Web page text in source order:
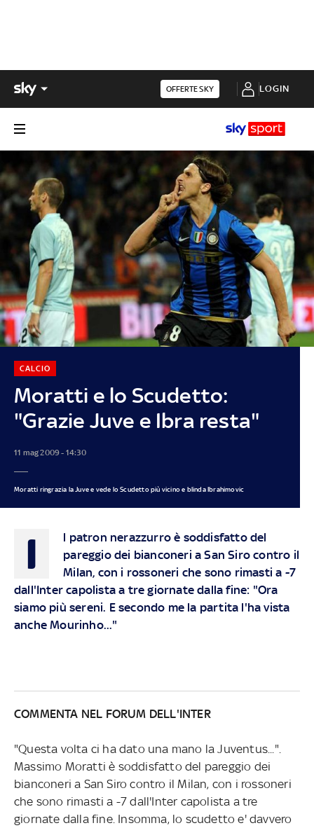
OFFERTE SKY LOGIN
Moratti e lo Scudetto:
"Grazie Juve e Ibra resta"
CALCIO
11 mag 2009 - 14:30
Moratti ringrazia la Juve e vede lo Scudetto più vicino e blinda Ibrahimovic
I
l patron nerazzurro è soddisfatto del
pareggio dei bianconeri a San Siro contro il
Milan, con i rossoneri che sono rimasti a -7
dall'Inter capolista a tre giornate dalla fine: "Ora
siamo più sereni. E secondo me la partita l'ha vista
anche Mourinho..."
COMMENTA NEL FORUM DELL'INTER
"Questa volta ci ha dato una mano la Juventus...".
Massimo Moratti è soddisfatto del pareggio dei
bianconeri a San Siro contro il Milan, con i rossoneri
che sono rimasti a -7 dall'Inter capolista a tre
giornate dalla fine. Insomma, lo scudetto e' davvero